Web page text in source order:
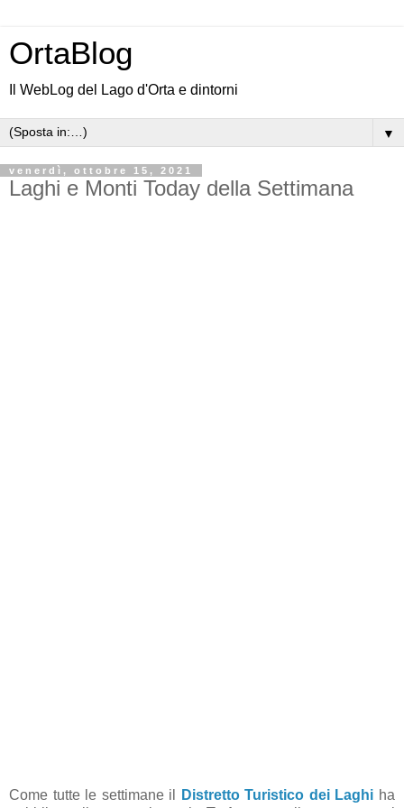
OrtaBlog
Il WebLog del Lago d'Orta e dintorni
▼
venerdì, ottobre 15, 2021
Laghi e Monti Today della Settimana
Come tutte le settimane il Distretto Turistico dei Laghi ha